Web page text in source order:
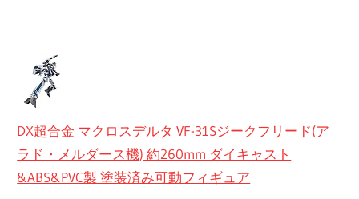
DX超合金 マクロスデルタ VF-31Sジークフリード(ア
ラド・メルダース機) 約260mm ダイキャスト
&ABS&PVC製 塗装済み可動フィギュア